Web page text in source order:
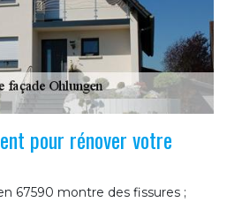
pour rénover votre
67590 montre des fissures ;